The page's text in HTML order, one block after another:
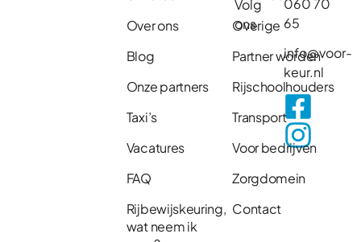
Over ons
Overige
Blog
Partner worden
Onze partners
Rijschoolhouders
Taxi’s
Transport
Vacatures
Voor bedrijven
FAQ
Zorgdomein
Rijbewijskeuring,
wat neem ik
Contact
Volg
ons
060 70
65
info@voor-
keur.nl